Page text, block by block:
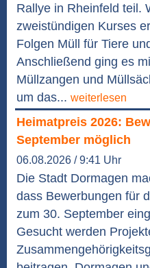
Rallye in Rheinfeld teil.
zweistündigen Kurses
Folgen Müll für Tiere
Anschließend ging es
Müllzangen und
um das... weiterlesen
Heimatpreis 2026:
September möglich
06.08.2026 / 9:41 Uhr
Die Stadt Dormagen
dass Bewerbungen für
zum 30. September
Gesucht werden